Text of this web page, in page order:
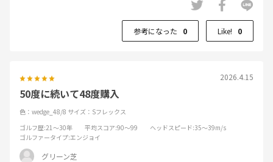
参考になった 0 Like! 0
2026.4.15
50度に続いて48度購入
色：wedge_48/8 サイズ：Sフレックス
ゴルフ歴:21～30年 平均スコア:90～99 ヘッドスピード:35～39m/s
ゴルファータイプ:エンジョイ
グリーン芝